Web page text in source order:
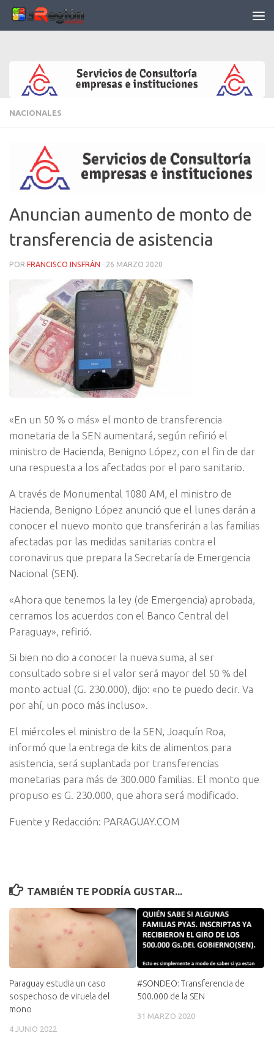
Saltar al contenido
NACIONALES
Anuncian aumento de monto de
transferencia de asistencia
POR FRANCISCO INSFRÁN · 26 MARZO 2020
«En un 50 % o más» el monto de transferencia
monetaria de la SEN aumentará, según refirió el
ministro de Hacienda, Benigno López, con el fin de dar
una respuesta a los afectados por el paro sanitario.
A través de Monumental 1080 AM, el ministro de
Hacienda, Benigno López anunció que el lunes darán a
conocer el nuevo monto que transferirán a las familias
afectadas por las medidas sanitarias contra el
coronavirus que prepara la Secretaría de Emergencia
Nacional (SEN).
«Ahora que tenemos la ley (de Emergencia) aprobada,
cerramos los acuerdos con el Banco Central del
Paraguay», refirió.
Si bien no dio a conocer la nueva suma, al ser
consultado sobre si el valor será mayor del 50 % del
monto actual (G. 230.000), dijo: «no te puedo decir. Va
por ahí, un poco más incluso».
El miércoles el ministro de la SEN, Joaquín Roa,
informó que la entrega de kits de alimentos para
asistencia, será suplantada por transferencias
monetarias para más de 300.000 familias. El monto que
propuso es G. 230.000, que ahora será modificado.
Fuente y Redacción: PARAGUAY.COM
TAMBIÉN TE PODRÍA GUSTAR...
Paraguay estudia un caso
sospechoso de viruela del
mono
4 JUNIO 2022
#SONDEO: Transferencia de
500.000 de la SEN
31 MARZO 2020